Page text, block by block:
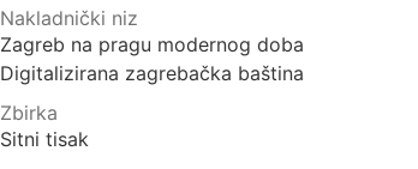
Nakladnički niz
Zagreb na pragu modernog doba
Digitalizirana zagrebačka baština
Zbirka
Sitni tisak